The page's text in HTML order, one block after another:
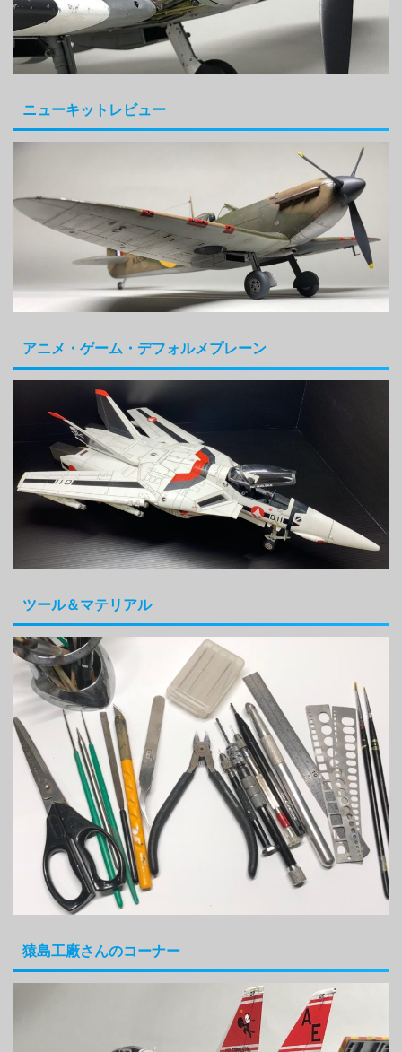
ニューキットレビュー
アニメ・ゲーム・デフォルメプレーン
ツール＆マテリアル
猿島工廠さんのコーナー